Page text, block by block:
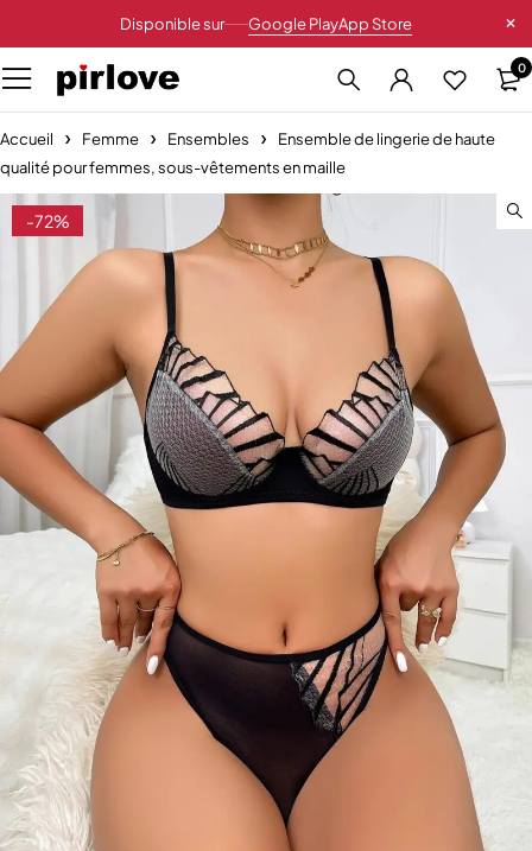
Disponible sur Google PlayApp Store
0
Accueil Femme Ensembles
Ensemble de lingerie de haute
qualité pour femmes, sous-vêtements en maille
-72%